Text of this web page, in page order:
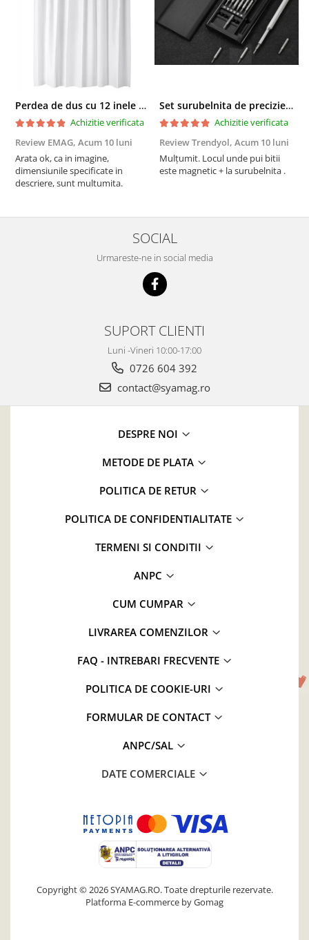
Perdea de dus cu 12 inele plastic incluse, 200x180 cm, alba
Achizitie verificata
Review EMAG, Acum 10 luni
Arata ok, ca in imagine,
dimensiunile specificate in
descriere, sunt multumita.
Set surubelnita de precizie cu 24 de capete, cutie glisanta
Achizitie verificata
Review Trendyol, Acum 10 luni
Mulțumit. Locul unde pui bitii
este magnetic + la surubelnita .
SOCIAL
Urmareste-ne in social media
SUPORT CLIENTI
Luni -Vineri 10:00-17:00
0726 604 392
contact@syamag.ro
DESPRE NOI
METODE DE PLATA
POLITICA DE RETUR
POLITICA DE CONFIDENTIALITATE
TERMENI SI CONDITII
ANPC
CUM CUMPAR
LIVRAREA COMENZILOR
FAQ - INTREBARI FRECVENTE
POLITICA DE COOKIE-URI
FORMULAR DE CONTACT
ANPC/SAL
DATE COMERCIALE
Copyright © 2026 SYAMAG.RO. Toate drepturile rezervate.
Platforma E-commerce by Gomag